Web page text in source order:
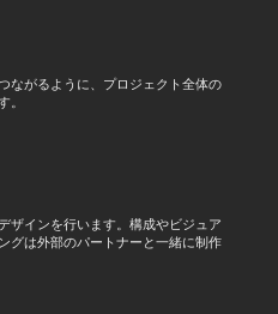
ながるように、プロジェクト全体の
。
ザインを行います。構成やビジュア
グは外部のパートナーと一緒に制作